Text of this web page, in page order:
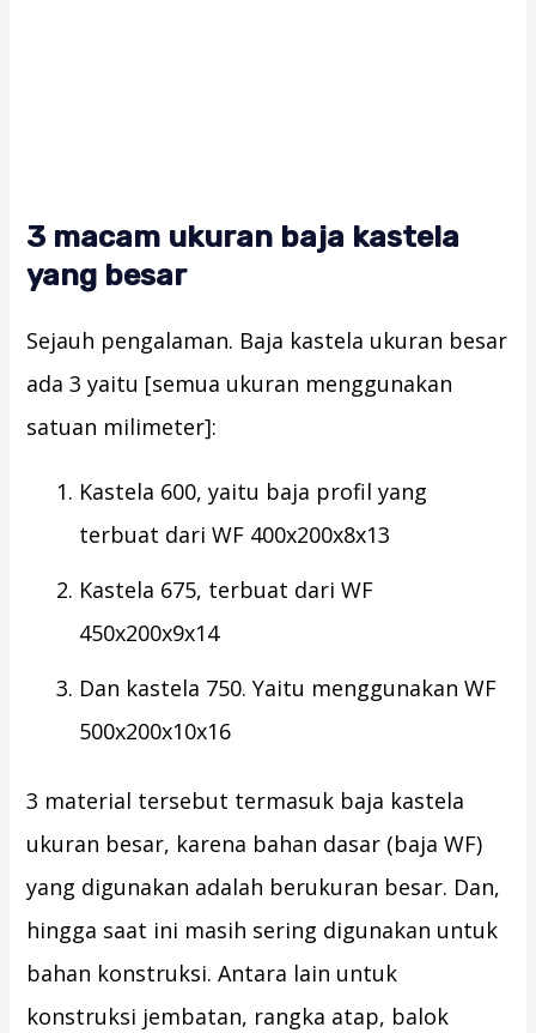
3 macam ukuran baja kastela
yang besar
Sejauh pengalaman. Baja kastela ukuran besar
ada 3 yaitu [semua ukuran menggunakan
satuan milimeter]:
Kastela 600, yaitu baja profil yang
terbuat dari WF 400x200x8x13
Kastela 675, terbuat dari WF
450x200x9x14
Dan kastela 750. Yaitu menggunakan WF
500x200x10x16
3 material tersebut termasuk baja kastela
ukuran besar, karena bahan dasar (baja WF)
yang digunakan adalah berukuran besar. Dan,
hingga saat ini masih sering digunakan untuk
bahan konstruksi. Antara lain untuk
konstruksi jembatan, rangka atap, balok